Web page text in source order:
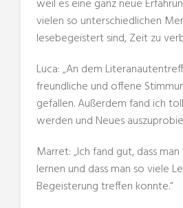
weil es eine ganz neue
vielen so unterschiedlichen
lesebegeistert sind, Zeit zu
Luca: „An dem
freundliche und offene
gefallen. Außerdem fand ich
werden und Neues
Marret: „Ich fand gut, dass
lernen und dass man so viele
Begeisterung treffen konnte.“